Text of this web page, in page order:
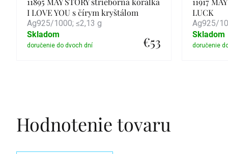
I LOVE YOU s čírym kryštálom
Ag925/1000; ≤2,13 g
€53
Skladom
LUCK
Ag925/
Skladom
Hodnotenie tovaru